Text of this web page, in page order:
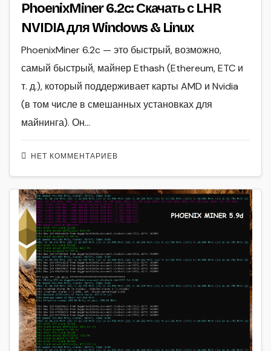
PhoenixMiner 6.2c: Скачать с LHR
NVIDIA для Windows & Linux
НЕТ КОММЕНТАРИЕВ
PhoenixMiner 6.2c — это быстрый, возможно,
самый быстрый, майнер Ethash (Ethereum, ETC и
т. д.), который поддерживает карты AMD и Nvidia
(в том числе в смешанных установках для
майнинга). Он…